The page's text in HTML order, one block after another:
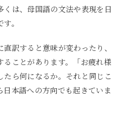
くは、母国語の文法や表現を日
。
訳すると意味が変わったり、
ることがあります。「お疲れ様
たら何になるか。それと同じこ
日本語への方向でも起きていま